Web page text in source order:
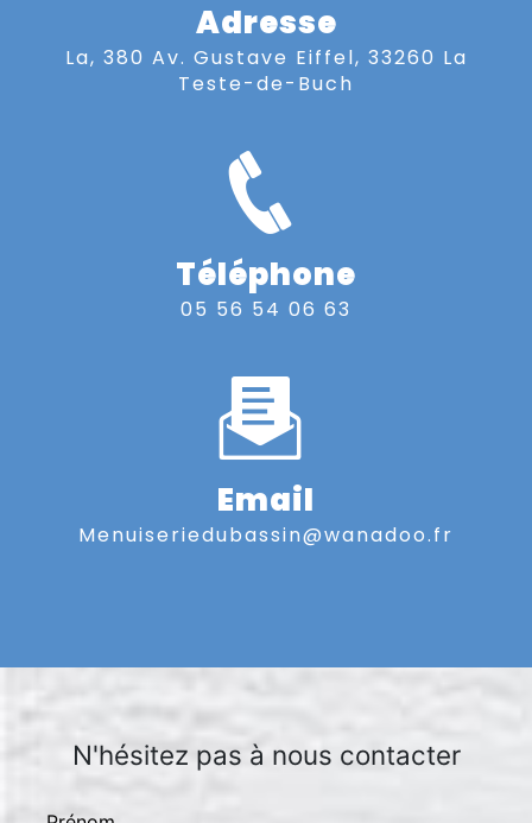
Adresse
La, 380 Av. Gustave Eiffel, 33260 La
Teste-de-Buch
Téléphone
05 56 54 06 63
Email
menuiseriedubassin@wanadoo.fr
N'hésitez pas à nous contacter